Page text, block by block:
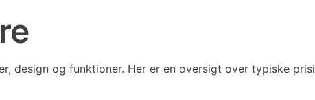
design og funktioner. Her er en oversigt over typiske